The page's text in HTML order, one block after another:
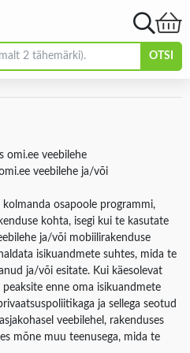
OTSI
omi.ee veebilehe
veebilehe ja/või
osapoole programmi,
kohta, isegi kui te kasutate
ja/või mobiilirakenduse
isikuandmete suhtes, mida te
ja/või esitate. Kui käesolevat
enne oma isikuandmete
ja sellega seotud
veebilehel, rakenduses
mõne muu teenusega, mida te